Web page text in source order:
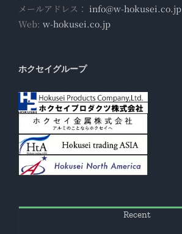
メールアドレス： info@w-hokusei.co.jp
Web: w-hokusei.co.jp
ホクセイグループ
Recent